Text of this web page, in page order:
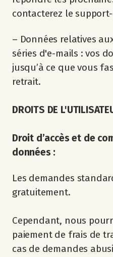
contacterez le
– Données relatives
séries d'e-mails : vos
jusqu’à ce que vous
retrait.
DROITS DE
Droit d’accès et de
données :
Les demandes
gratuitement.
Cependant, nous
paiement de frais de
cas de demandes